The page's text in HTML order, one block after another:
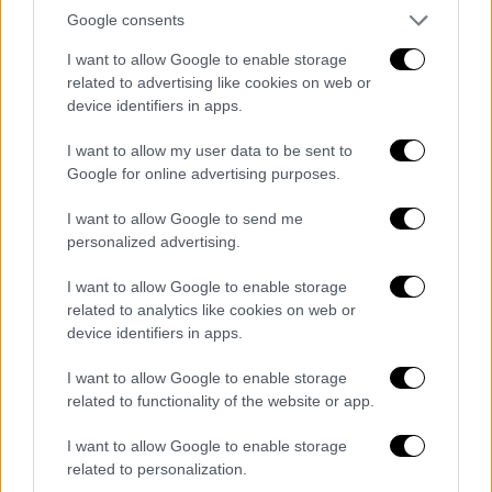
Google consents
I want to allow Google to enable storage
related to advertising like cookies on web or
device identifiers in apps.
I want to allow my user data to be sent to
Google for online advertising purposes.
I want to allow Google to send me
personalized advertising.
I want to allow Google to enable storage
related to analytics like cookies on web or
device identifiers in apps.
I want to allow Google to enable storage
related to functionality of the website or app.
I want to allow Google to enable storage
related to personalization.
Η Ομοσπονδιακή Υπηρεσία Πολιτικής
Αεροπορίας τηςΡωσίας(Rosaviatsia)
ανέφερε στο Telegram ότι «προκειμένου να
μην υπάρξει πρόβλημα με την ασφάλεια των
πτήσεων των αεροσκαφών της πολιτικής
αεροπορίας, επιβλήθηκαν προσωρινοί
αεροδρομίων του Ντομοντέντοβο και του
Ζούκοβο». Οι περιορισμοί τέθηκαν σε ισχύ
από τις 7:30 σήμερα το πρωί, ώρα Ελλάδας,
ενώ δεν έγινε γνωστή η χρονική διάρκεια
της εφαρμογής τους.
Πυρκαγιές στο Μπριάνσκ από
επίθεση ουκρανικών drones
Μία επίθεση ουκρανικών drones στη ρωσική